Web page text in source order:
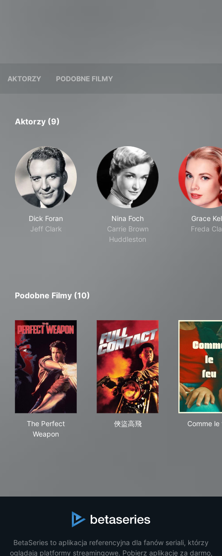
AKTORZY PODOBNE FILMY
Aktorzy (9)
Dick Foran
Jeff Clark
Nina Foch
Carrie Brown
Huddleston
Grace
Freda
Podobne Filmy (10)
The Perfect
Weapon
俠盜高飛 Comme le
BetaSeries to aplikacja referencyjna dla fanów seriali, którzy
oglądają platformy streamingowe. Pobierz aplikację za darmo,